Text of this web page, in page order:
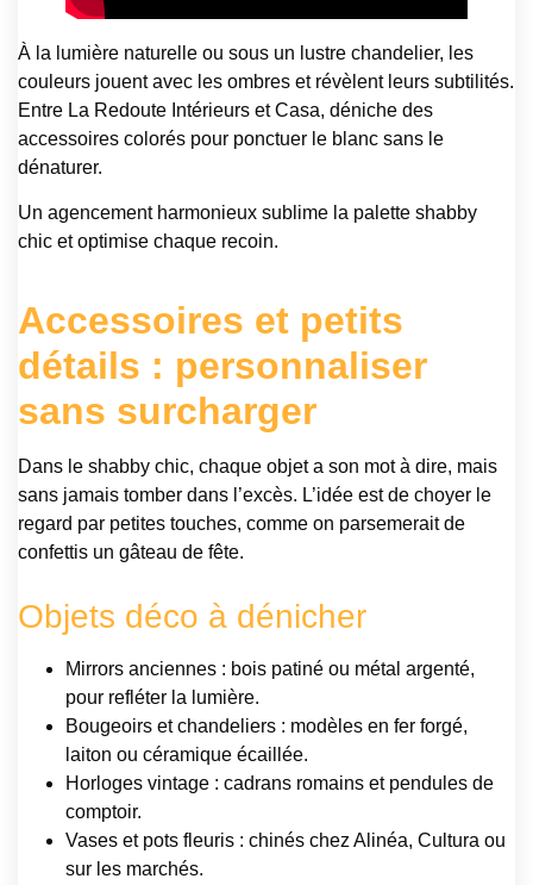
À la lumière naturelle ou sous un lustre chandelier, les
couleurs jouent avec les ombres et révèlent leurs subtilités.
Entre La Redoute Intérieurs et Casa, déniche des
accessoires colorés pour ponctuer le blanc sans le
dénaturer.
Un agencement harmonieux sublime la palette shabby
chic et optimise chaque recoin.
Accessoires et petits
détails : personnaliser
sans surcharger
Dans le shabby chic, chaque objet a son mot à dire, mais
sans jamais tomber dans l’excès. L’idée est de choyer le
regard par petites touches, comme on parsemerait de
confettis un gâteau de fête.
Objets déco à dénicher
Mirrors anciennes : bois patiné ou métal argenté,
pour refléter la lumière.
Bougeoirs et chandeliers : modèles en fer forgé,
laiton ou céramique écaillée.
Horloges vintage : cadrans romains et pendules de
comptoir.
Vases et pots fleuris : chinés chez Alinéa, Cultura ou
sur les marchés.